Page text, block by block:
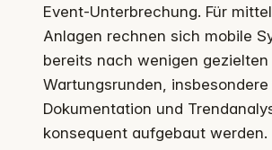
Event-Unterbrechung. Für
Anlagen rechnen sich mobile
bereits nach wenigen gezielten
Wartungsrunden,
Dokumentation und
konsequent aufgebaut werden.